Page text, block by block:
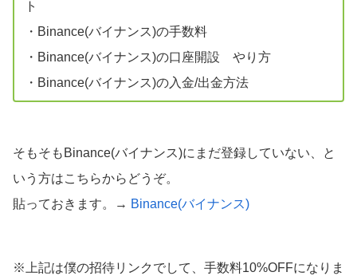
ト
・Binance(バイナンス)の手数料
・Binance(バイナンス)の口座開設 やり方
・Binance(バイナンス)の入金/出金方法
そもそもBinance(バイナンス)にまだ登録していない、と
いう方はこちらからどうぞ。
貼っておきます。→ Binance(バイナンス)
※上記は僕の招待リンクでして、手数料10%OFFになりま